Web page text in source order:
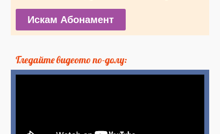
Искам Абонамент
Гледайте видеото по-долу: